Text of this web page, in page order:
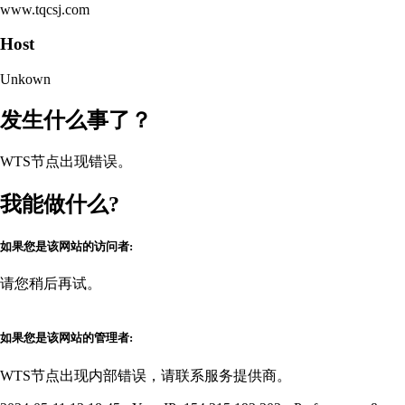
www.tqcsj.com
Host
Unkown
发生什么事了？
WTS节点出现错误。
我能做什么?
如果您是该网站的访问者:
请您稍后再试。
如果您是该网站的管理者:
WTS节点出现内部错误，请联系服务提供商。